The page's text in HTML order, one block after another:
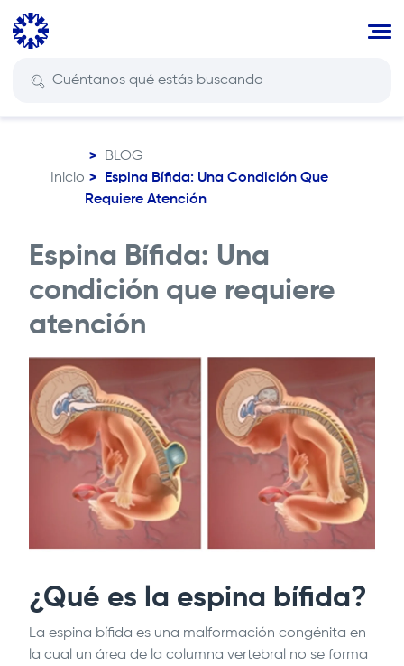
Pasar
principal
Inicio
BLOG
Espina Bífida: Una Condición Que
Requiere Atención
Espina Bífida: Una
condición que requiere
atención
¿Qué es la espina bífida?
La espina bífida es una malformación congénita en
la cual un área de la columna vertebral no se forma